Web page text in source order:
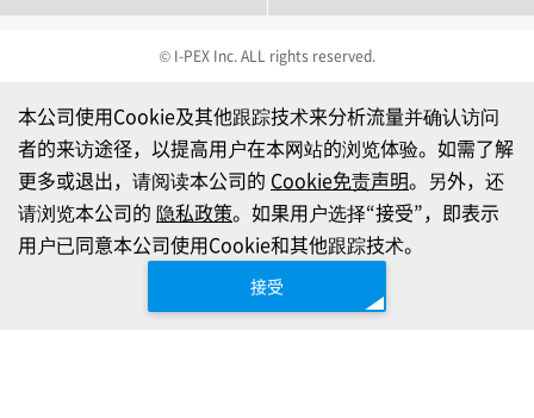
© I-PEX Inc. ALL rights reserved.
本公司使用Cookie及其他跟踪技术来分析流量并确认访问
者的来访途径，以提高用户在本网站的浏览体验。如需了解
更多或退出，请阅读本公司的 Cookie免责声明。另外，还
请浏览本公司的 隐私政策。如果用户选择“接受”，即表示
用户已同意本公司使用Cookie和其他跟踪技术。
接受